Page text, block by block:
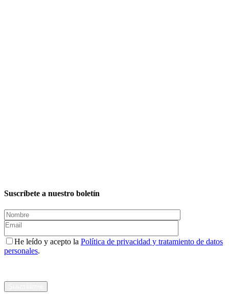
Suscríbete a nuestro boletín
He leído y acepto la Política de privacidad y tratamiento de datos
personales.